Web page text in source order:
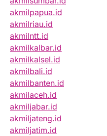
akmilpapua.id
akmilriau.id
akmilntt.id
akmilkalbar.id
akmilkalsel.id
akmilbali.id
akmilbanten.id
akmilaceh.id
akmiljabar.id
akmiljateng.id
akmiljatim.id